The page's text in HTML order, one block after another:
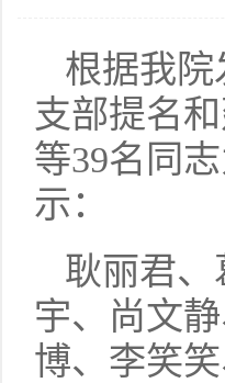
根据我
支部提名
等39名同
示：
耿丽君
宇、尚文
博、李笑